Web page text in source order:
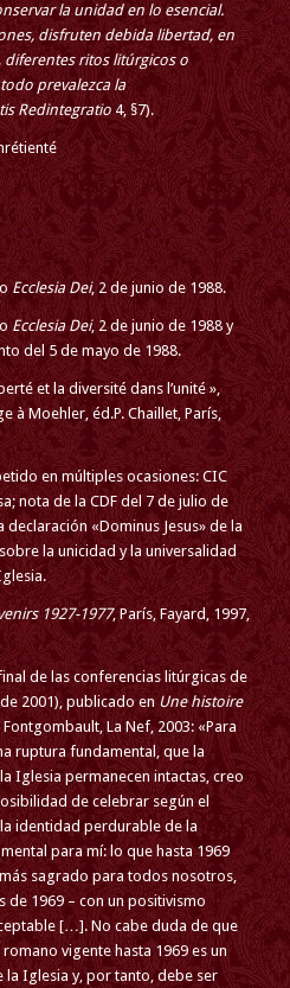
la unidad en lo esencial.
disfruten debida libertad, en
ritos litúrgicos o
prevalezca la
Redintegratio4, §7).
Ecclesia Dei, 2 de junio de 1988.
Ecclesia Dei, 2 de junio de 1988 y
del 5 de mayo de 1988.
et la diversité dans l’unité »,
à Moehler, éd.P. Chaillet, París,
en múltiples ocasiones: CIC
nota de la CDF del 7 de julio de
declaración «Dominus Jesus» de la
la unicidad y la universalidad
1927-1977, París, Fayard, 1997,
final de las conferencias litúrgicas de
2001), publicado en Une histoire
La Nef, 2003: «Para
ruptura fundamental, que la
Iglesia permanecen intactas, creo
de celebrar según el
identidad perdurable de la
para mí: lo que hasta 1969
sagrado para todos nosotros,
de 1969 – con un positivismo
[…]. No cabe duda de que
vigente hasta 1969 es un
Iglesia y, por tanto, debe ser